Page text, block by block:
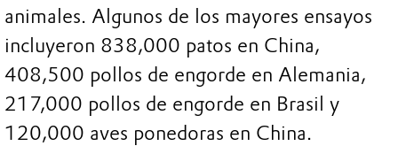
animales. Algunos de los mayores ensayos
incluyeron 838,000 patos en China,
408,500 pollos de engorde en Alemania,
217,000 pollos de engorde en Brasil y
120,000 aves ponedoras en China.